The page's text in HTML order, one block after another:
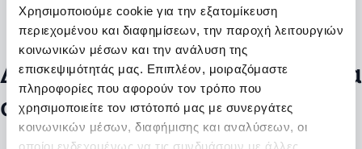
Χρησιμοποιούμε cookie για την εξατομίκευση
περιεχομένου και διαφημίσεων, την παροχή λειτουργιών
κοινωνικών μέσων και την ανάλυση της
επισκεψιμότητάς μας. Επιπλέον, μοιραζόμαστε
πληροφορίες που αφορούν τον τρόπο που
χρησιμοποιείτε τον ιστότοπό μας με συνεργάτες
κοινωνικών μέσων, διαφήμισης και αναλύσεων, οι
οποίοι ενδεχομένως να τις συνδυάσουν με άλλες
Φίλτρα
Δεν βρέθηκαν προϊόντα με τα
συγκεκριμένα φίλτρα